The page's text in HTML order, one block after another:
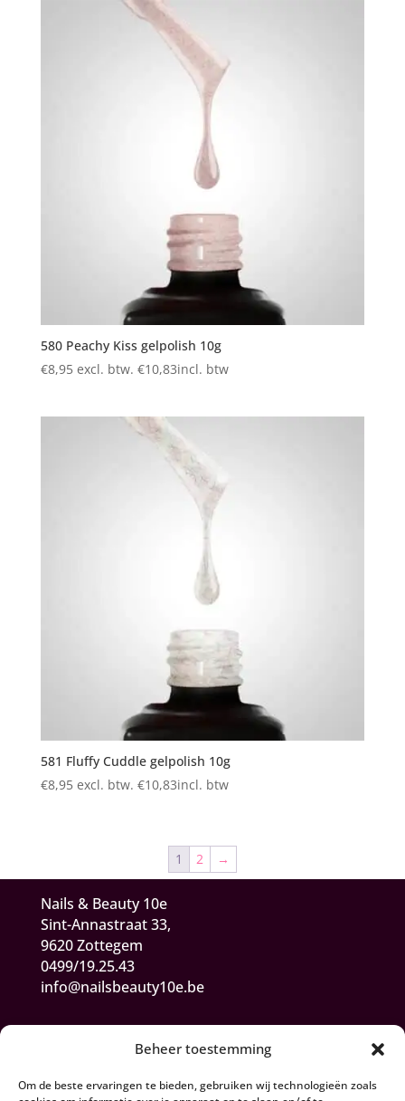
Beheer toestemming
Om de beste ervaringen te bieden, gebruiken wij technologieën zoals
580 Peachy Kiss gelpolish 10g
€8,95 excl. btw. €10,83incl. btw
581 Fluffy Cuddle gelpolish 10g
€8,95 excl. btw. €10,83incl. btw
1 2 →
Nails & Beauty 10e
Sint-Annastraat 33,
9620 Zottegem
0499/19.25.43
info@nailsbeauty10e.be